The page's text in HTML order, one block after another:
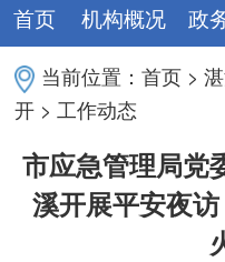
首页 机构概况 政
当前位置：首页 >
开 > 工作动态
市应急管理局党
溪开展平安夜